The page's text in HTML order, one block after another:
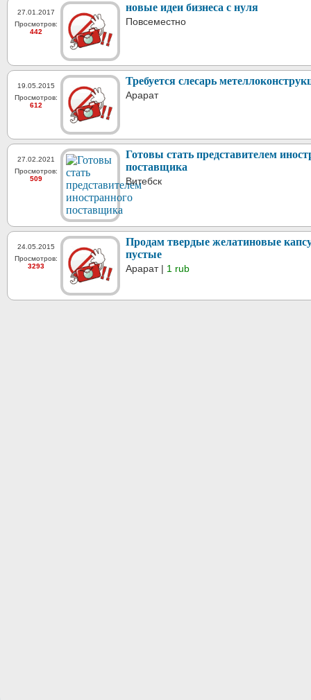
27.01.2017
Просмотров:
442
новые идеи бизнеса с нуля
Повсеместно
19.05.2015
Просмотров:
612
Требуется слесарь
Арарат
27.02.2021
Просмотров:
509
Готовы стать представителем
поставщика
Витебск
24.05.2015
Просмотров:
3293
Продам твердые желатиновые
пустые
Арарат | 1 rub